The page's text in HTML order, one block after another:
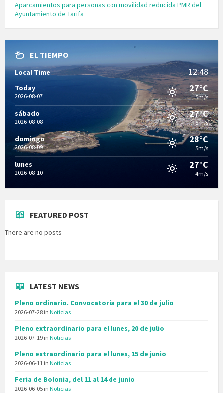
Aparcamientos para personas con movilidad reducida PMR del
Ayuntamiento de Tarifa
EL TIEMPO
Local Time 12:48
Today
2026-08-07
27°C
5m/s
sábado
2026-08-08
27°C
5m/s
domingo
2026-08-09
28°C
5m/s
lunes
2026-08-10
27°C
4m/s
FEATURED POST
There are no posts
LATEST NEWS
Pleno ordinario. Convocatoria para el 30 de julio
2026-07-28 in Noticias
Pleno extraordinario para el lunes, 20 de julio
2026-07-19 in Noticias
Pleno extraordinario para el lunes, 15 de junio
2026-06-11 in Noticias
Feria de Bolonia, del 11 al 14 de junio
2026-06-05 in Noticias